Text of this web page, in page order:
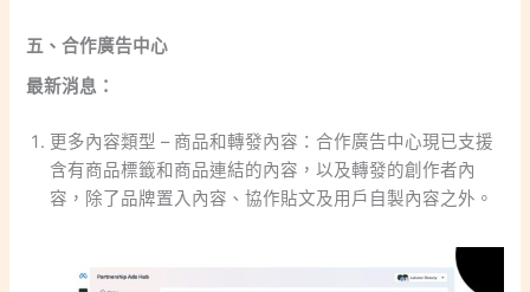
五、合作廣告中心
最新消息：
更多內容類型 – 商品和轉發內容：合作廣告中心現已支援
含有商品標籤和商品連結的內容，以及轉發的創作者內
容，除了品牌置入內容、協作貼文及用戶自製內容之外。